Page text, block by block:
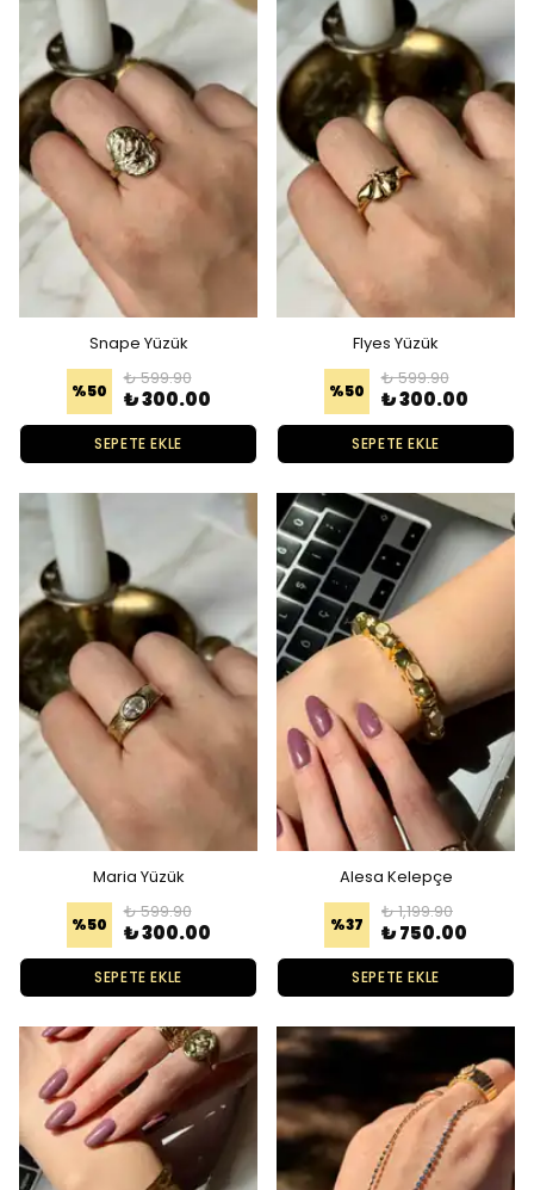
Snape Yüzük
%50
₺ 599.90
₺ 300.00
SEPETE EKLE
Flyes Yüzük
%50
₺ 599.90
₺ 300.00
SEPETE EKLE
Maria Yüzük
%50
₺ 599.90
₺ 300.00
SEPETE EKLE
Alesa Kelepçe
%37
₺ 1,199.90
₺ 750.00
SEPETE EKLE